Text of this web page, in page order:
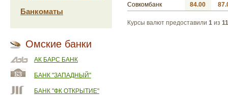
Банкоматы
Омские банки
АК БАРС БАНК
БАНК "ЗАПАДНЫЙ"
БАНК "ФК ОТКРЫТИЕ"
Совкомбанк
84.00
Курсы валют предоставили 1 из